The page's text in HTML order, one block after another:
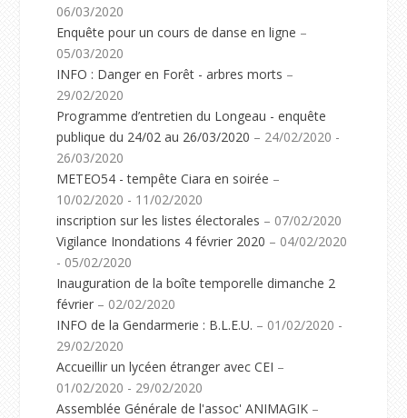
06/03/2020
Enquête pour un cours de danse en ligne –
05/03/2020
INFO : Danger en Forêt - arbres morts –
29/02/2020
Programme d’entretien du Longeau - enquête
publique du 24/02 au 26/03/2020 – 24/02/2020 -
26/03/2020
METEO54 - tempête Ciara en soirée –
10/02/2020 - 11/02/2020
inscription sur les listes électorales – 07/02/2020
Vigilance Inondations 4 février 2020 – 04/02/2020
- 05/02/2020
Inauguration de la boîte temporelle dimanche 2
février – 02/02/2020
INFO de la Gendarmerie : B.L.E.U. – 01/02/2020 -
29/02/2020
Accueillir un lycéen étranger avec CEI –
01/02/2020 - 29/02/2020
Assemblée Générale de l'assoc' ANIMAGIK –